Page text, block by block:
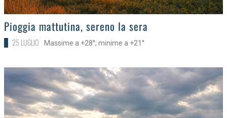
>
Pioggia mattutina, sereno la sera
25 LUGLIO Massime a +28°; minime a +21°